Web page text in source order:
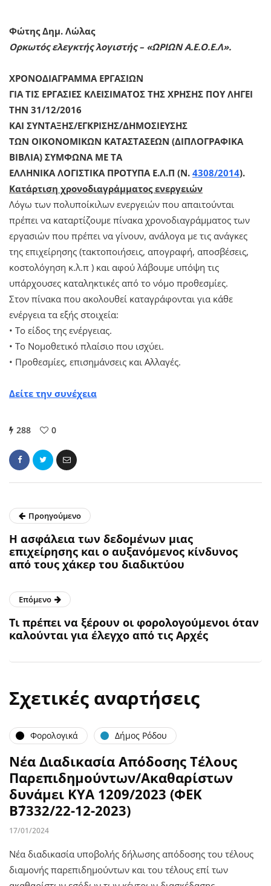
Φώτης Δημ. Λώλας
Ορκωτός ελεγκτής λογιστής – «ΩΡΙΩΝ Α.Ε.Ο.Ε.Λ».
ΧΡΟΝΟΔΙΑΓΡΑΜΜΑ ΕΡΓΑΣΙΩΝ
ΓΙΑ ΤΙΣ ΕΡΓΑΣΙΕΣ ΚΛΕΙΣΙΜΑΤΟΣ ΤΗΣ ΧΡΗΣΗΣ ΠΟΥ ΛΗΓΕΙ
ΤΗΝ 31/12/2016
ΚΑΙ ΣΥΝΤΑΞΗΣ/ΕΓΚΡΙΣΗΣ/ΔΗΜΟΣΙΕΥΣΗΣ
ΤΩΝ ΟΙΚΟΝΟΜΙΚΩΝ ΚΑΤΑΣΤΑΣΕΩΝ (ΔΙΠΛΟΓΡΑΦΙΚΑ
ΒΙΒΛΙΑ) ΣΥΜΦΩΝΑ ΜΕ ΤΑ
ΕΛΛΗΝΙΚΑ ΛΟΓΙΣΤΙΚΑ ΠΡΟΤΥΠΑ Ε.Λ.Π (N. 4308/2014).
Κατάρτιση χρονοδιαγράμματος ενεργειών
Λόγω των πολυποίκιλων ενεργειών που απαιτούνται
πρέπει να καταρτίζουμε πίνακα χρονοδιαγράμματος των
εργασιών που πρέπει να γίνουν, ανάλογα με τις ανάγκες
της επιχείρησης (τακτοποιήσεις, απογραφή, αποσβέσεις,
κοστολόγηση κ.λ.π ) και αφού λάβουμε υπόψη τις
υπάρχουσες καταληκτικές από το νόμο προθεσμίες.
Στον πίνακα που ακολουθεί καταγράφονται για κάθε
ενέργεια τα εξής στοιχεία:
• Το είδος της ενέργειας.
• Το Νομοθετικό πλαίσιο που ισχύει.
• Προθεσμίες, επισημάνσεις και Αλλαγές.
Δείτε την συνέχεια
288 0
Προηγούμενο
Η ασφάλεια των δεδομένων μιας
επιχείρησης και ο αυξανόμενος κίνδυνος
από τους χάκερ του διαδικτύου
Επόμενο
Τι πρέπει να ξέρουν οι φορολογούμενοι όταν
καλούνται για έλεγχο από τις Αρχές
Σχετικές αναρτήσεις
Φορολογικά Δήμος Ρόδου
Νέα Διαδικασία Απόδοσης Τέλους
Παρεπιδημούντων/Ακαθαρίστων
δυνάμει ΚΥΑ 1209/2023 (ΦΕΚ
Β΄7332/22-12-2023)
17/01/2024
Νέα διαδικασία υποβολής δήλωσης απόδοσης του τέλους
διαμονής παρεπιδημούντων και του τέλους επί των